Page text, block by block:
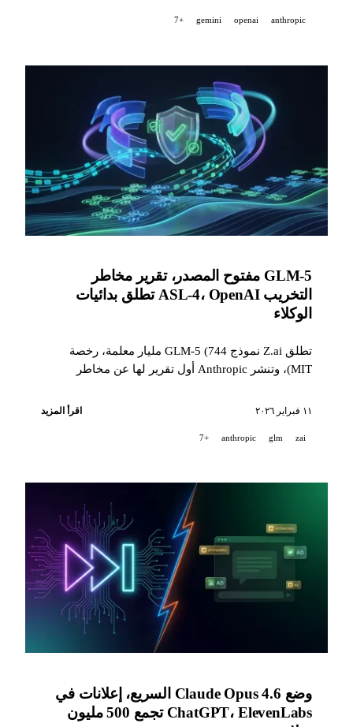
anthropic
openai
gemini
+7
GLM-5 مفتوح المصدر، تقرير مخاطر
التخريب ASL-4، OpenAI تطلق بدائيات
الوكلاء
تطلق Z.ai نموذج GLM-5 (744 مليار معلمة، رخصة
MIT)، وتنشر Anthropic أول تقرير لها عن مخاطر
الخادم وحاويات شبكية إلى واجهة برمجة التطبيقات
Runway مبلغ 315 مليون دولار.
١١ فبراير ٢٠٢٦ اقرأ المزيد
zai
glm
anthropic
+7
وضع Claude Opus 4.6 السريع، إعلانات في
ChatGPT، ElevenLabs تجمع 500 مليون